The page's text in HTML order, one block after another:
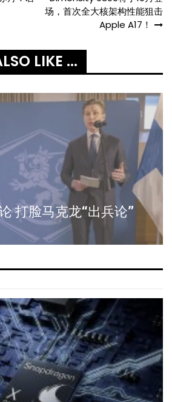
场，首次全大核架构性能狙击
Apple A17！
LIKE ...
打脸马克龙“出兵论”